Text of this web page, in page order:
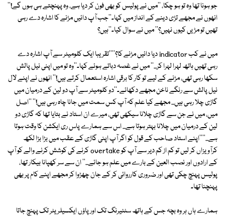
جو ہونا تھا وہ تو ہو چکا، ''میں نے پولیس کو بھی فون کر دیا ہے، وہ پہنچتے ہی ہوں گے!''
انھوں نے مجھے تڑی دینے کے انداز میں کہا۔''جب آپ دائیں مڑنے کا اشارہ دے رہی
تھیں تو مڑیں کیوں نہیں؟'' میں نے سوال کیا۔''ہیں؟
میں نے کب indicator دیا دائیں مڑنے کا؟''''تقریبا ایک کلومیٹر سے آپ اشارہ دے
رہی تھیں ہاتھ لہرا لہرا کر...'' میں نے غصہ دباتے ہوئے کہا۔''وہ تو میں اپنی نیل پالش
سکھا رہی تھی، مڑنے کے لیے تو کار کا برقی اشارہ استعمال کرتے ہیں!'' انھوں نے اپنے لال
نیل پالش سے رنگے ناخن مجھے دکھائے۔''دو کلومیٹر سے آپ دو لین کے درمیان میں
گاڑی چلا رہی ہیں... مجھے کیا علم کہ آپ کس سمت میں جانا چاہ رہی ہیں!'' ''اصل
میں، میں نے جن سے گاڑی چلانا سیکھی تھی، میرے ان استاد نے بتایا تھا کہ گاڑی دو
لین کے درمیان میں چلانا بہتر ہوتا ہے... اس سے ہمارے پاس ری ایکشن کا وقت ہوتا
ہے...''''اپنے استاد صاحب کے قول کو اگر آپ اپنی گاڑی کے عقب میں بڑا بڑا لکھ
کرآویزاں کر لیں تو کم از کم دیر سے آپ کو overtake کرنے کی کوشش کرنے والے کو آپ
کے ارادوں اور نصب العین کے بارے میں علم ہو جائے...'' ان سے سر کھپانا بیکار تھا،
پولیس پہنچ چکی تھی اور ضروری کارروائی کر کے جان چھڑوا کر مجھے اپنے کام پر بھی
پہنچنا تھا۔
ہمارے ہاں ہر وہ بچہ جس کے ہاتھ سٹئیرنگ تک اور پاؤں ایکسیلریٹر تک پہنچ جاتا